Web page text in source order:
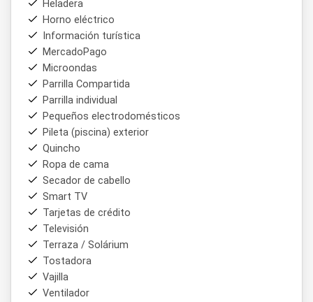
and Suitesen una buena opción de alojamiento para
quienes visitanMisiones
y cercanía con la naturaleza.
Heladera
Horno eléctrico
Información turística
MercadoPago
Microondas
Parrilla Compartida
Parrilla individual
Pequeños electrodomésticos
Pileta (piscina) exterior
Quincho
Ropa de cama
Secador de cabello
Smart TV
Tarjetas de crédito
Televisión
Terraza / Solárium
Tostadora
Vajilla
Ventilador